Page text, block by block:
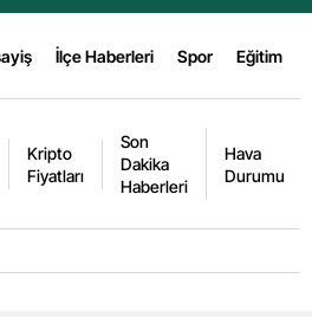
İlçe Haberleri Spor Eğitim
Kripto
Fiyatları
Son
Dakika
Haberleri
Hava
Durumu